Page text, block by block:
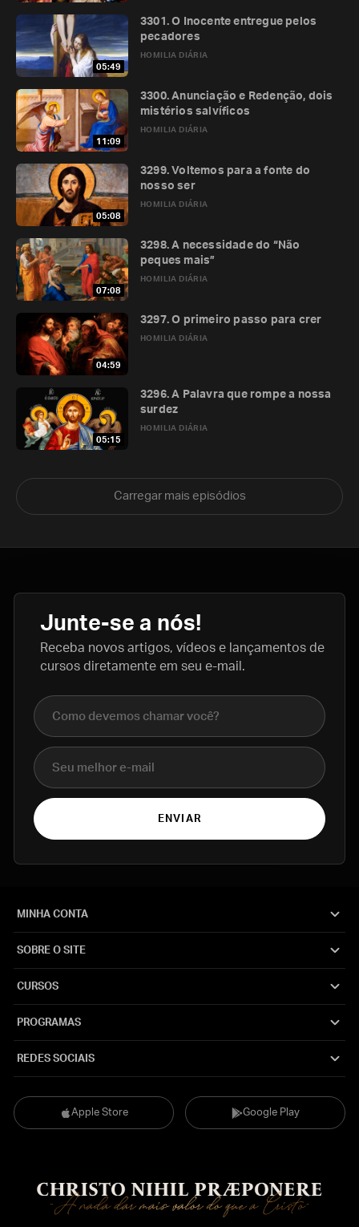
05:49
HOMILIA DIÁRIA
3301. O Inocente entregue pelos
pecadores
11:09
HOMILIA DIÁRIA
3300. Anunciação e Redenção, dois
mistérios salvíficos
05:08
HOMILIA DIÁRIA
3299. Voltemos para a fonte do
nosso ser
07:08
HOMILIA DIÁRIA
3298. A necessidade do “Não
peques mais”
04:59
HOMILIA DIÁRIA
3297. O primeiro passo para crer
05:15
HOMILIA DIÁRIA
3296. A Palavra que rompe a nossa
surdez
Carregar mais episódios
Junte-se a nós!
Receba novos artigos, vídeos e lançamentos de
cursos diretamente em seu e-mail.
Nome completo
E-mail
ENVIAR
Apple Store Google Play
MINHA CONTA
SOBRE O SITE
CURSOS
PROGRAMAS
REDES SOCIAIS